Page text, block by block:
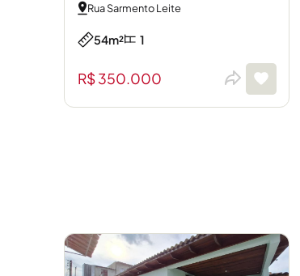
Rua Sarmento Leite
54m² 1
R$ 350.000